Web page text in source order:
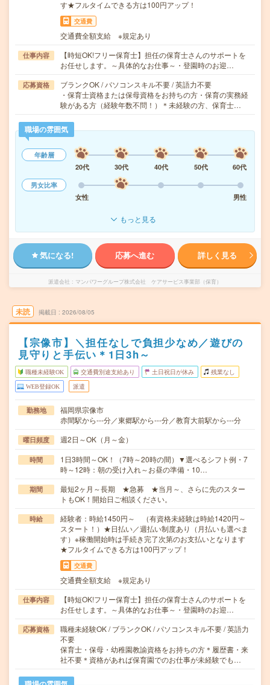
す★フルタイムできる方は100円アップ！
交通費
交通費全額支給 ※規定あり
仕事内容
【時短OK!フリー保育士】担任の保育士さんのサポートを
お任せします。～具体的なお仕事～・登園時のお迎…
応募資格
ブランクOK / パソコンスキル不要 / 英語力不要
・保育士資格または保母資格をお持ちの方・保育の実務経
験がある方（経験年数不問！）＊未経験の方、保育士…
職場の雰囲気
年齢層
20代
30代 40代 50代
60代
男女比率
女性
男性
もっと見る
気になる! 応募へ進む 詳しく見る
派遣会社 マンパワーグループ株式会社 ケアサービス事業部（保育）
未読 掲載日 2026/08/05
【宗像市】＼担任なしで負担少なめ／遊びの
見守りと手伝い＊1日3h～
職種未経験OK 交通費別途支給あり 土日祝日が休み 残業なし
WEB登録OK 派遣
勤務地
福岡県宗像市
赤間駅から---分／東郷駅から---分／教育大前駅から---分
曜日頻度 週2日～OK（月～金）
時間
1日3時間～OK！（7時～20時の間）▼選べるシフト例・7
時～12時：朝の受け入れ～お昼の準備・10…
期間
最短2ヶ月～長期 ★急募 ★当月～、さらに先のスター
トもOK！開始日ご相談ください。
時給
経験者：時給1450円～ （有資格未経験は時給1420円～
スタート！）★日払い／週払い制度あり（月払いも選べま
す）※稼働開始時は手続き完了次第のお支払いとなります
★フルタイムできる方は100円アップ！
交通費
交通費全額支給 ※規定あり
仕事内容
【時短OK!フリー保育士】担任の保育士さんのサポートを
お任せします。～具体的なお仕事～・登園時のお迎…
応募資格
職種未経験OK / ブランクOK / パソコンスキル不要 / 英語力
不要
保育士・保母・幼稚園教諭資格をお持ちの方＊履歴書・来
社不要＊資格があれば保育園でのお仕事が未経験でも…